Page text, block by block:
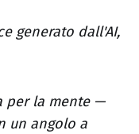
generato dall'AI,
per la mente —
un angolo a